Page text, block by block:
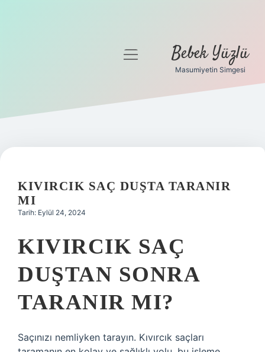
Gizlilik Politikası
Yasal Uyarı
menüyü
Bebek Yüzlü
Masumiyetin Simgesi
KIVIRCIK SAÇ DUŞTA TARANIR
MI
Tarih: Eylül 24, 2024
KIVIRCIK SAÇ
DUŞTAN SONRA
TARANIR MI?
Saçınızı nemliyken tarayın. Kıvırcık saçları